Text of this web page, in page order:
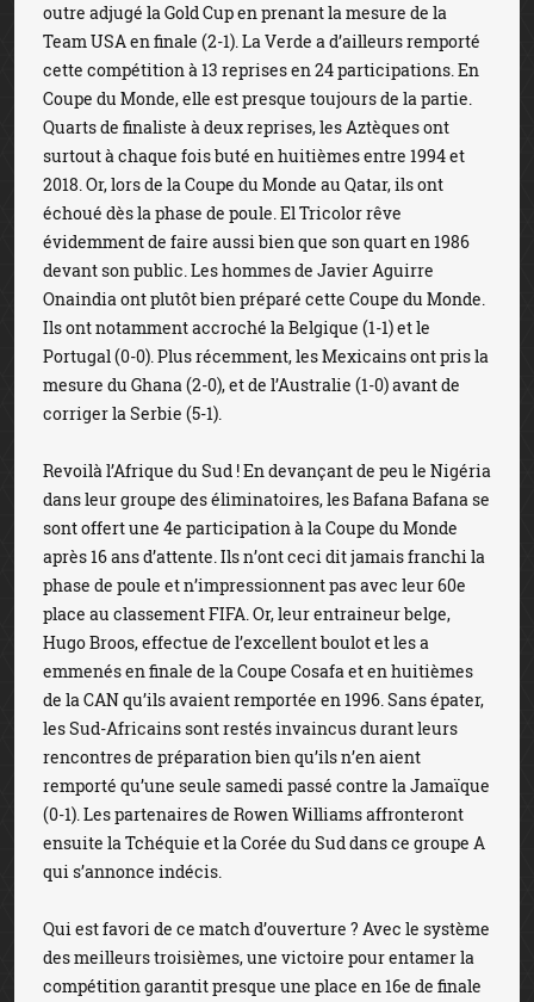
outre adjugé la Gold Cup en prenant la mesure de la
Team USA en finale (2-1). La Verde a d’ailleurs remporté
cette compétition à 13 reprises en 24 participations. En
Coupe du Monde, elle est presque toujours de la partie.
Quarts de finaliste à deux reprises, les Aztèques ont
surtout à chaque fois buté en huitièmes entre 1994 et
2018. Or, lors de la Coupe du Monde au Qatar, ils ont
échoué dès la phase de poule. El Tricolor rêve
évidemment de faire aussi bien que son quart en 1986
devant son public. Les hommes de Javier Aguirre
Onaindia ont plutôt bien préparé cette Coupe du Monde.
Ils ont notamment accroché la Belgique (1-1) et le
Portugal (0-0). Plus récemment, les Mexicains ont pris la
mesure du Ghana (2-0), et de l’Australie (1-0) avant de
corriger la Serbie (5-1).
Revoilà l’Afrique du Sud ! En devançant de peu le Nigéria
dans leur groupe des éliminatoires, les Bafana Bafana se
sont offert une 4e participation à la Coupe du Monde
après 16 ans d’attente. Ils n’ont ceci dit jamais franchi la
phase de poule et n’impressionnent pas avec leur 60e
place au classement FIFA. Or, leur entraineur belge,
Hugo Broos, effectue de l’excellent boulot et les a
emmenés en finale de la Coupe Cosafa et en huitièmes
de la CAN qu’ils avaient remportée en 1996. Sans épater,
les Sud-Africains sont restés invaincus durant leurs
rencontres de préparation bien qu’ils n’en aient
remporté qu’une seule samedi passé contre la Jamaïque
(0-1). Les partenaires de Rowen Williams affronteront
ensuite la Tchéquie et la Corée du Sud dans ce groupe A
qui s’annonce indécis.
Qui est favori de ce match d’ouverture ? Avec le système
des meilleurs troisièmes, une victoire pour entamer la
compétition garantit presque une place en 16e de finale